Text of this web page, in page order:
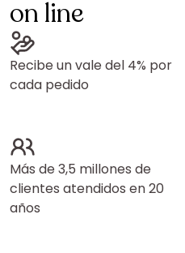
on line
Recibe un vale del 4% por
cada pedido
Más de 3,5 millones de
clientes atendidos en 20
años